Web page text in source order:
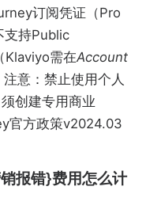
订阅凭证（Pro
支持Public
需在Account
意：禁止使用个人
创建专用商业
官方政策v2024.03
报错}费用怎么计